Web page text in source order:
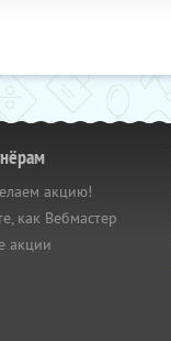
акцию!
как Вебмастер
акции